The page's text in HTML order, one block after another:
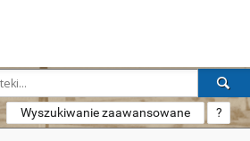
Wyszukiwanie zaawansowane ?